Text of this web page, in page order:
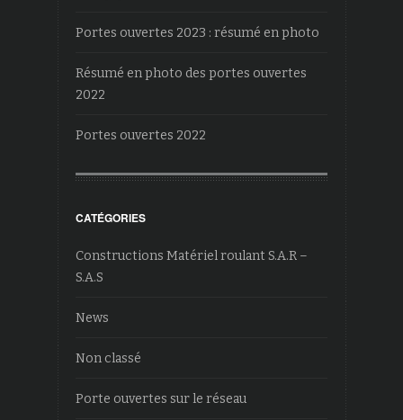
Portes ouvertes 2023 : résumé en photo
Résumé en photo des portes ouvertes
2022
Portes ouvertes 2022
CATÉGORIES
Constructions Matériel roulant S.A.R –
S.A.S
News
Non classé
Porte ouvertes sur le réseau